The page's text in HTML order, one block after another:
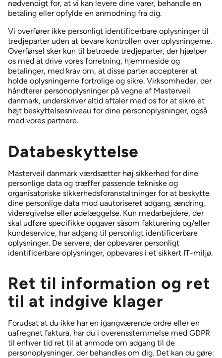
nødvendigt for, at vi kan levere dine varer, behandle en
betaling eller opfylde en anmodning fra dig.
Vi overfører ikke personligt identificerbare oplysninger til
tredjeparter uden at bevare kontrollen over oplysningerne.
Overførsel sker kun til betroede tredjeparter, der hjælper
os med at drive vores forretning, hjemmeside og
betalinger, med krav om, at disse parter accepterer at
holde oplysningerne fortrolige og sikre. Virksomheder, der
håndterer personoplysninger på vegne af Masterveil
danmark, underskriver altid aftaler med os for at sikre et
højt beskyttelsesniveau for dine personoplysninger, også
med vores partnere.
Databeskyttelse
Masterveil danmark værdsætter høj sikkerhed for dine
personlige data og træffer passende tekniske og
organisatoriske sikkerhedsforanstaltninger for at beskytte
dine personlige data mod uautoriseret adgang, ændring,
videregivelse eller ødelæggelse. Kun medarbejdere, der
skal udføre specifikke opgaver såsom fakturering og/eller
kundeservice, har adgang til personligt identificerbare
oplysninger. De servere, der opbevarer personligt
identificerbare oplysninger, opbevares i et sikkert IT-miljø.
Ret til information og ret
til at indgive klager
Forudsat at du ikke har en igangværende ordre eller en
uafregnet faktura, har du i overensstemmelse med GDPR
til enhver tid ret til at anmode om adgang til de
personoplysninger, der behandles om dig. Det kan du gøre: